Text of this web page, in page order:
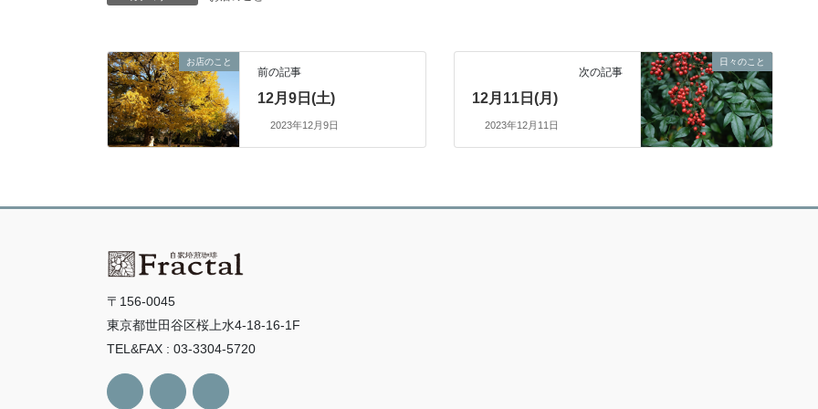
お店のこと
前の記事
12月9日(土)
2023年12月9日
日々のこと
次の記事
12月11日(月)
2023年12月11日
〒156-0045
東京都世田谷区桜上水4-18-16-1F
TEL&FAX : 03-3304-5720